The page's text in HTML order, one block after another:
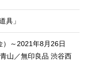
具」
～2021年8月26日
山／無印良品 渋谷西